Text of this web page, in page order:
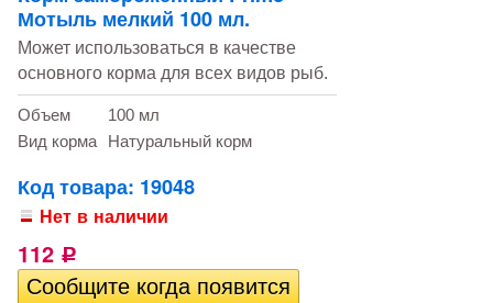
Мотыль мелкий 100 мл.
Может использоваться в качестве
основного корма для всех видов рыб.
Объем
100 мл
Вид корма
Натуральный корм
Код товара: 19048
Нет в наличии
112 Р